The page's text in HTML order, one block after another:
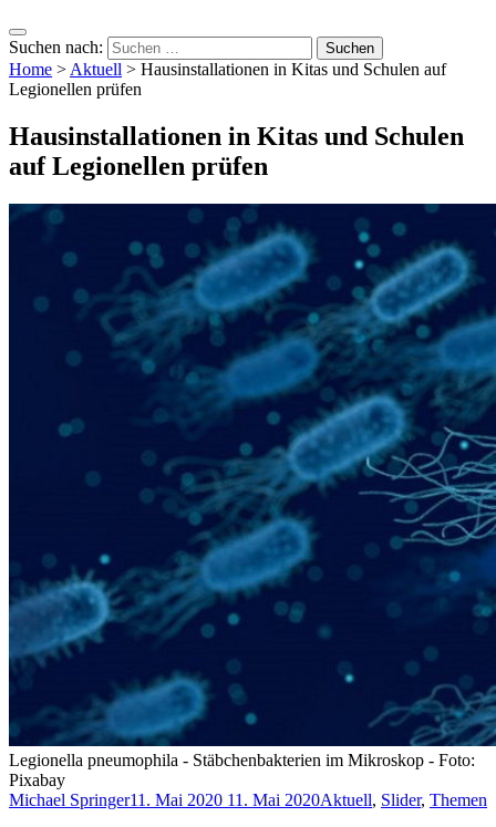
Suchen nach:
Home >Aktuell > Hausinstallationen in Kitas und Schulen auf
Legionellen prüfen
Hausinstallationen in Kitas und Schulen
auf Legionellen prüfen
Legionella pneumophila - Stäbchenbakterien im Mikroskop - Foto:
Pixabay
Michael Springer11. Mai 2020 11. Mai 2020Aktuell, Slider, Themen